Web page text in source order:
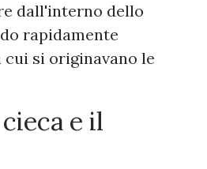
dall'interno dello
rapidamente
si originavano le
e il